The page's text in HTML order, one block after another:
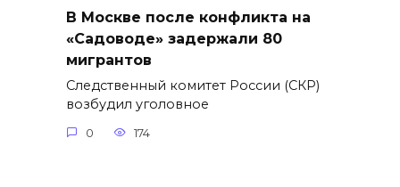
В Москве после конфликта на
«Садоводе» задержали 80
мигрантов
Следственный комитет России (СКР)
возбудил уголовное
0 174